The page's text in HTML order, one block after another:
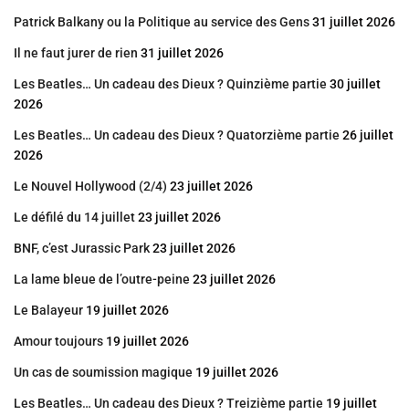
Patrick Balkany ou la Politique au service des Gens31 juillet 2026
Il ne faut jurer de rien 31 juillet 2026
Les Beatles… Un cadeau des Dieux ? Quinzième partie 30 juillet
2026
Les Beatles… Un cadeau des Dieux ? Quatorzième partie 26 juillet
2026
Le Nouvel Hollywood (2/4) 23 juillet 2026
Le défilé du 14 juillet23 juillet 2026
BNF, c’est Jurassic Park23 juillet 2026
La lame bleue de l’outre-peine 23 juillet 2026
Le Balayeur 19 juillet 2026
Amour toujours 19 juillet 2026
Un cas de soumission magique 19 juillet 2026
Les Beatles… Un cadeau des Dieux ? Treizième partie 19 juillet